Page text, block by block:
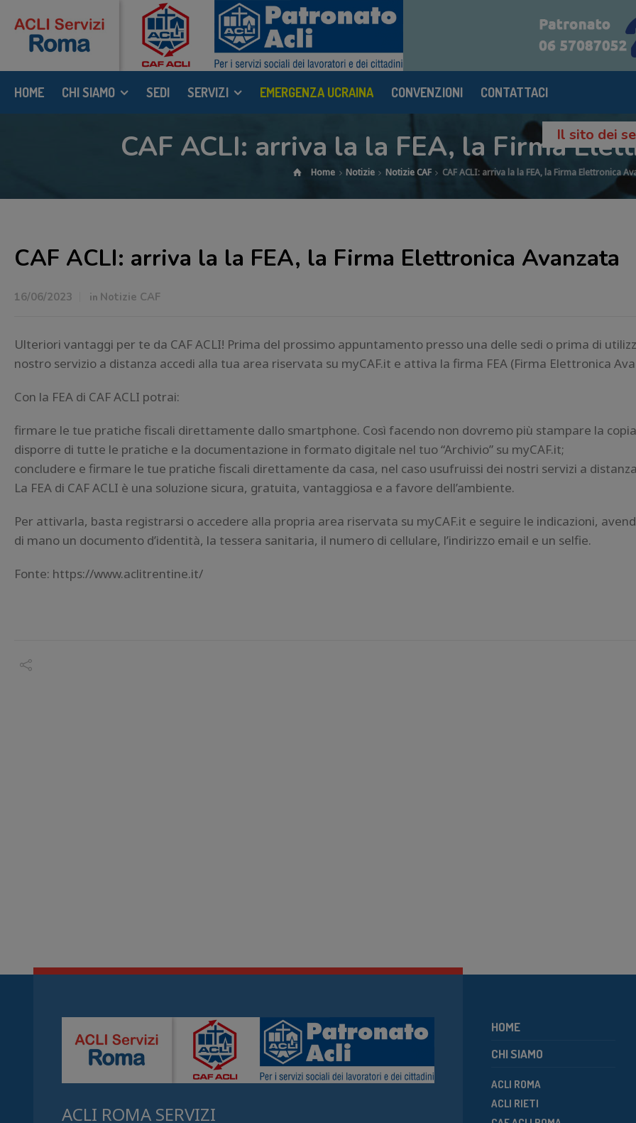
HOME CHI SIAMO SEDI SERVIZI EMERGENZA UCRAINA CONVENZIONI CONTATTACI
Il sito dei
CAF ACLI: arriva la la FEA, la Firma
Home Notizie Notizie CAF CAF ACLI: arriva la la FEA, la Firma Elettronica
CAF ACLI: arriva la la FEA, la Firma Elettronica Avanzata
16/06/2023 in Notizie CAF
Ulteriori vantaggi per te da CAF ACLI! Prima del prossimo appuntamento presso una delle sedi o prima di
nostro servizio a distanza accedi alla tua area riservata su myCAF.it e attiva la firma FEA (Firma Elettronica
Con la FEA di CAF ACLI potrai:
firmare le tue pratiche fiscali direttamente dallo smartphone. Così facendo non dovremo più stampare la
disporre di tutte le pratiche e la documentazione in formato digitale nel tuo “Archivio” su myCAF.it;
concludere e firmare le tue pratiche fiscali direttamente da casa, nel caso usufruissi dei nostri servizi a
La FEA di CAF ACLI è una soluzione sicura, gratuita, vantaggiosa e a favore dell’ambiente.
Per attivarla, basta registrarsi o accedere alla propria area riservata su myCAF.it e seguire le indicazioni,
di mano un documento d’identità, la tessera sanitaria, il numero di cellulare, l’indirizzo email e un selfie.
Fonte: https://www.aclitrentine.it/
ACLI ROMA SERVIZI
HOME
CHI SIAMO
ACLI ROMA
ACLI RIETI